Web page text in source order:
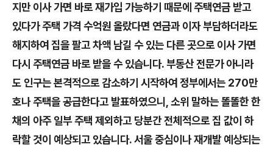
지만 이사 가면 바로 재가입 가능하기 때문에 주택연금 받고
있다가 주택 가격 수억원 올랐다면 연금과 이자 부담하더라도
해지하여 집을 팔고 차액 남길 수 있는 다른 곳으로 이사 가면
다시 주택연금 바로 받을 수 있습니다. 부동산 전문가 아니라
도 인구는 본격적으로 감소하기 시작하여 정부에서는 270만
호나 주택을 공급한다고 발표하였으니, 소위 말하는 똘똘한 한
채의 아주 일부 주택 제외하고 당분간 전체적으로 집 값이 하
락할 것이 예상되고 있습니다. 서울 중심이나 재개발 예상되는